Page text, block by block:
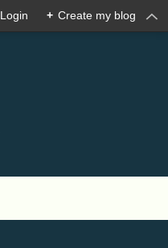
Login + Create my blog